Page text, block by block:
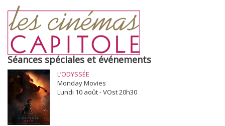
Séances spéciales et événements
L’ODYSSÉE
Monday Movies
Lundi 10 août - VOst 20h30